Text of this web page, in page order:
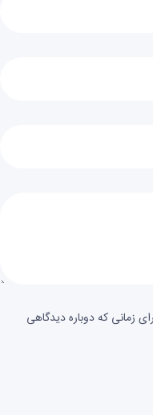
زمانی که دوباره دیدگاهی